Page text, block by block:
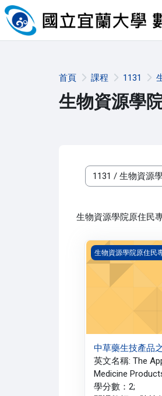
跳至主內容
首頁 課程 1131
生物資源學
課程類別
生物資源學院原住民
中草藥生技產品之
生物資源學院原住民
中草藥生技產品
英文名稱: The
Medicine
學分數：2;